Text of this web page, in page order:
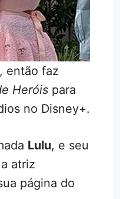
então faz
Heróis para
no Disney+.
Lulu, e seu
atriz
página do